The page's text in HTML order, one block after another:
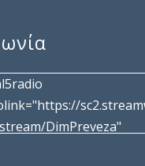
DimPreveza"